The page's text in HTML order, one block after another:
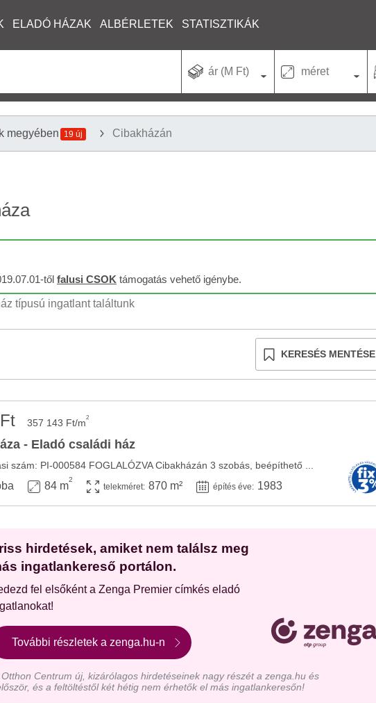
ELADÓ HÁZAK ALBÉRLETEK STATISZTIKÁK
ár (M Ft) méret
megyében 19 új Cibakházán
től falusi CSOK támogatás vehető igénybe.
típusú ingatlant találtunk
KERESÉS MENTÉSE
357 143 Ft/m2
- Eladó családi ház
szám: PI-000584 ️FOGLALÓZVA️ Cibakházán 3 szobás, beépíthető ...
84 m
2
telekméret: 870 m² építés éve: 1983
hirdetések, amiket nem találsz meg
ingatlankereső portálon.
fel elsőként a Zenga Premier címkés eladó
További részletek a zenga.hu-n
Centrum új, kizárólagos hirdetéseinek nagy részét a zenga.hu és
és a feltöltéstől két hétig nem érhetők el más ingatlankeresőn!